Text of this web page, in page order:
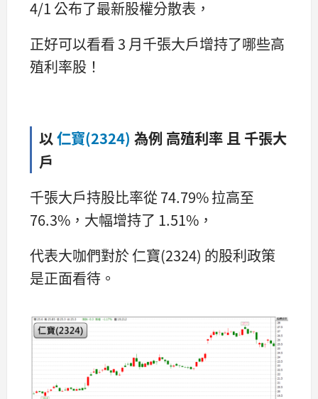
4/1 公布了最新股權分散表，
正好可以看看 3 月千張大戶增持了哪些高
殖利率股！
以 仁寶(2324) 為例 高殖利率 且 千張大
戶
千張大戶持股比率從 74.79% 拉高至
76.3%，大幅增持了 1.51%，
代表大咖們對於 仁寶(2324) 的股利政策
是正面看待。